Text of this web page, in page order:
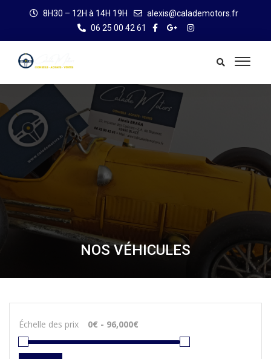
8H30 – 12H à 14H 19H
alexis@calademotors.fr
06 25 00 42 61
NOS VÉHICULES
Échelle des prix